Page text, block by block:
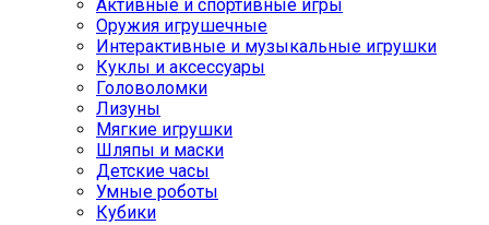
Активные и спортивные игры
Оружия игрушечные
Интерактивные и музыкальные игрушки
Куклы и аксессуары
Головоломки
Лизуны
Мягкие игрушки
Шляпы и маски
Детские часы
Умные роботы
Кубики